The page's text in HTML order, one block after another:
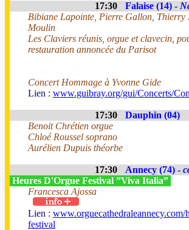
17:30 Falaise (14) -
Bibiane Lapointe, Pierre Gallon, Thierry
Moulin
Les Claviers réunis, orgue et clavecin,
restauration annoncée du Parisot
Concert Hommage à Yvonne Gide
Lien : www.guibray.org/gui/Concerts/
17:30 Dauphin (04)
Benoit Chrétien orgue
Chloé Roussel soprano
Aurélien Dupuis théorbe
17:30 Annecy (74) -
Heures D'Orgue Festival ”Viva Italia”
Francesca Ajossa
Lien : www.orguecathedraleannecy.com/
festival